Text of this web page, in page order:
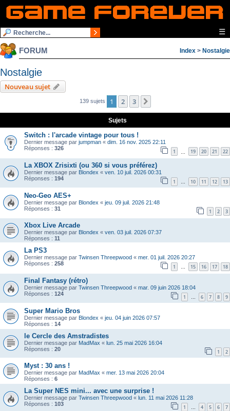
☰
FORUM Index > Nostalgie
Nostalgie
Nouveau sujet
139 sujets 1 2 3
Sujets
Switch : l'arcade vintage pour tous !
Dernier message par jumpman « dim. 16 nov. 2025 22:11
Réponses : 326 1 19 20 21 22
La XBOX Zrisixti (ou 360 si vous préférez)
Dernier message par Blondex « ven. 10 juil. 2026 00:31
Réponses : 194 1 … 10 11 12 13
Neo-Geo AES+
Dernier message par Blondex « jeu. 09 juil. 2026 21:48
Réponses : 31 1 2 3
Xbox Live Arcade
Dernier message par Blondex « ven. 03 juil. 2026 07:37
Réponses : 11
La PS3
Dernier message par Twinsen Threepwood « mer. 01 juil. 2026 20:27
Réponses : 258 1 … 15 16 17 18
Final Fantasy (rétro)
Dernier message par Twinsen Threepwood « mar. 09 juin 2026 18:04
Réponses : 124 1 … 6 7 8 9
Super Mario Bros
Dernier message par Blondex « jeu. 04 juin 2026 07:57
Réponses : 14
le Cercle des Amstradistes
Dernier message par MadMax « lun. 25 mai 2026 16:04
Réponses : 20 1 2
Myst : 30 ans !
Dernier message par MadMax « mer. 13 mai 2026 20:04
Réponses : 6
La Super NES mini... avec une surprise !
Dernier message par Twinsen Threepwood « lun. 11 mai 2026 11:28
Réponses : 103 1 … 4 5 6 7